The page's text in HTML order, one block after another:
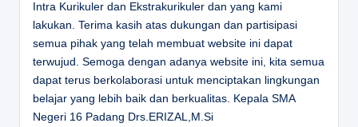
Intra Kurikuler dan Ekstrakurikuler dan yang kami
lakukan. Terima kasih atas dukungan dan partisipasi
semua pihak yang telah membuat website ini dapat
terwujud. Semoga dengan adanya website ini, kita semua
dapat terus berkolaborasi untuk menciptakan lingkungan
belajar yang lebih baik dan berkualitas. Kepala SMA
Negeri 16 Padang Drs.ERIZAL,M.Si